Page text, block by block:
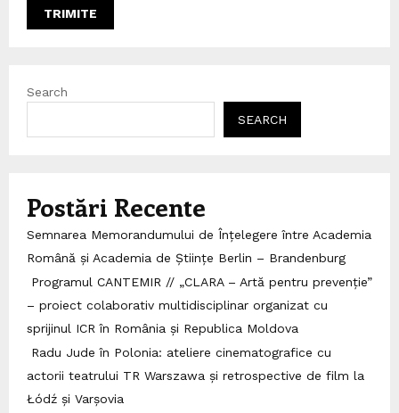
Search
SEARCH
Postări Recente
Semnarea Memorandumului de Înțelegere între Academia
Română și Academia de Științe Berlin – Brandenburg
Programul CANTEMIR // „CLARA – Artă pentru prevenție”
– proiect colaborativ multidisciplinar organizat cu
sprijinul ICR în România și Republica Moldova
Radu Jude în Polonia: ateliere cinematografice cu
actorii teatrului TR Warszawa și retrospective de film la
Łódź și Varșovia